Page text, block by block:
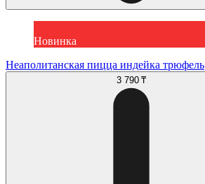
Новинка
Неаполитанская пицца индейка трюфель
3 790 ₸